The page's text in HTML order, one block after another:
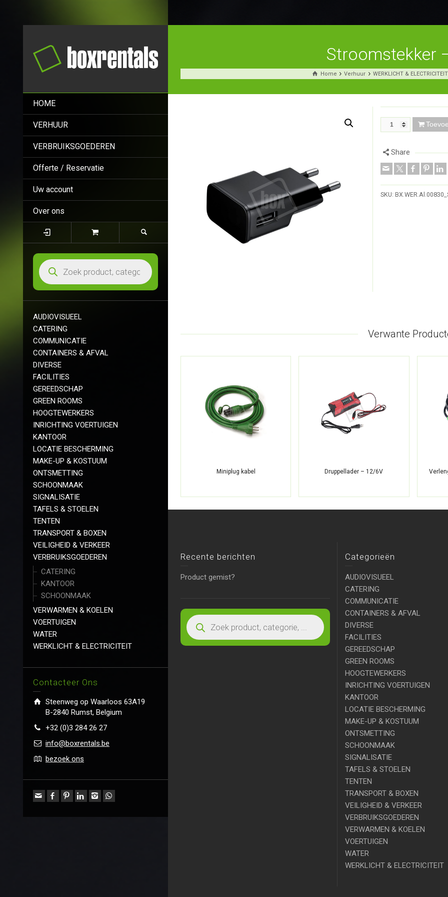
HOME
VERHUUR
VERBRUIKSGOEDEREN
Offerte / Reservatie
Uw account
Over ons
AUDIOVISUEEL
CATERING
COMMUNICATIE
CONTAINERS & AFVAL
DIVERSE
FACILITIES
GEREEDSCHAP
GREEN ROOMS
HOOGTEWERKERS
INRICHTING VOERTUIGEN
KANTOOR
LOCATIE BESCHERMING
MAKE-UP & KOSTUUM
ONTSMETTING
SCHOONMAAK
SIGNALISATIE
TAFELS & STOELEN
TENTEN
TRANSPORT & BOXEN
VEILIGHEID & VERKEER
VERBRUIKSGOEDEREN
CATERING
KANTOOR
SCHOONMAAK
VERWARMEN & KOELEN
VOERTUIGEN
WATER
WERKLICHT & ELECTRICITEIT
Contacteer Ons
Steenweg op Waarloos 63A19
B-2840 Rumst, Belgium
+32 (0)3 284 26 27
info@boxrentals.be
bezoek ons
Stroomstekker
Home Verhuur WERKLICHT & ELECTRICITEIT
Share
SKU:
Verwante
Miniplug kabel Druppellader – 12/6V
Recente berichten
Product gemist?
Categorieën
AUDIOVISUEEL
CATERING
COMMUNICATIE
CONTAINERS & AFVAL
DIVERSE
FACILITIES
GEREEDSCHAP
GREEN ROOMS
HOOGTEWERKERS
INRICHTING VOERTUIGEN
KANTOOR
LOCATIE BESCHERMING
MAKE-UP & KOSTUUM
ONTSMETTING
SCHOONMAAK
SIGNALISATIE
TAFELS & STOELEN
TENTEN
TRANSPORT & BOXEN
VEILIGHEID & VERKEER
VERBRUIKSGOEDEREN
VERWARMEN & KOELEN
VOERTUIGEN
WATER
WERKLICHT & ELECTRICITEIT